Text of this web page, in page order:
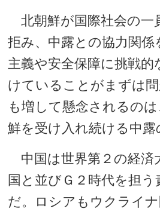
北朝鮮が国際社会の一
拒み、中露との協力関係
主義や安全保障に挑戦的
けていることがまずは
も増して懸念されるの
鮮を受け入れ続ける中露
中国は世界第２の経済
国と並びＧ２時代を担う
だ。ロシアもウクライ